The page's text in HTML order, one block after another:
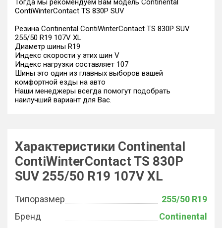
Тогда мы рекомендуем Вам модель Continental
ContiWinterContact TS 830P SUV
Резина Continental ContiWinterContact TS 830P SUV
255/50 R19 107V XL
Диаметр шины R19
Индекс скорости у этих шин V
Индекс нагрузки составляет 107
Шины это один из главных выборов вашей
комфортной езды на авто
Наши менеджеры всегда помогут подобрать
наилучший вариант для Вас.
Характеристики Continental
ContiWinterContact TS 830P
SUV 255/50 R19 107V XL
Типоразмер
255/50 R19
Бренд
Continental